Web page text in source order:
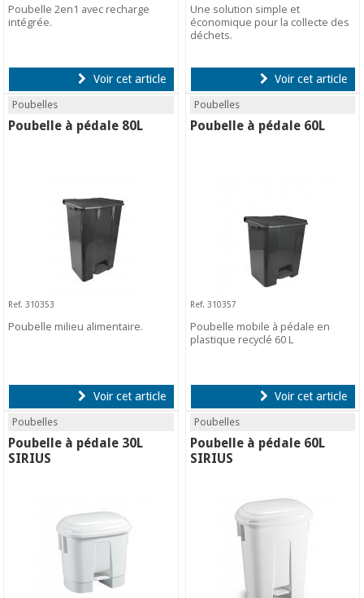
Poubelle 2en1 avec recharge
intégrée.
Voir cet article
Une solution simple et
économique pour la collecte des
déchets.
Voir cet article
Poubelles
Poubelle à pédale 80L
Ref. 310353
Poubelle milieu alimentaire.
Voir cet article
Poubelles
Poubelle à pédale 60L
Ref. 310357
Poubelle mobile à pédale en
plastique recyclé 60 L
Voir cet article
Poubelles
Poubelle à pédale 30L
SIRIUS
Poubelles
Poubelle à pédale 60L
SIRIUS